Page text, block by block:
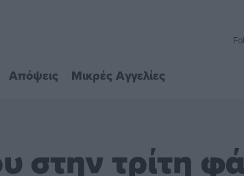
Απόψεις Μικρές Αγγελίες
στην τρίτη